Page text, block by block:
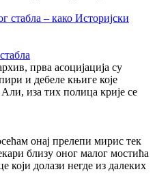
прва асоцијација су
и дебеле књиге које
иза тих полица крије се
онај прелепи мирис тек
близу оног малог мостића
који долази негде из далеких